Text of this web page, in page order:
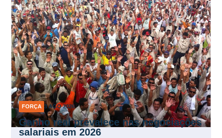
FORÇA 3 AGO 2026
Ganho real prevalece nas negociações
salariais em 2026